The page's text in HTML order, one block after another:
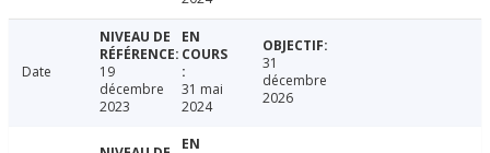
Date
19
décembre
2023
31 mai
2024
31
décembre
2026